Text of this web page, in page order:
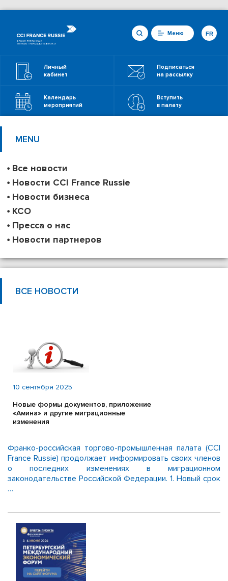
Меню
Личный
кабинет
Подписаться
на рассылку
Календарь
мероприятий
Вступить
в палату
FR
MENU
Все новости
Новости CCI France Russie
Новости бизнеса
КСО
Пресса о нас
Новости партнеров
ВСЕ НОВОСТИ
10 сентября 2025
Новые формы документов, приложение
«Амина» и другие миграционные
изменения
Франко-российская торгово-промышленная палата (CCI
France Russie) продолжает информировать своих членов
о последних изменениях в миграционном
законодательстве Российской Федерации.​​​​​​​ 1. Новый срок
…